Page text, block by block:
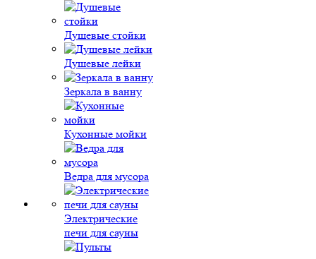
Душевые стойки
Душевые лейки
Зеркала в ванну
Кухонные мойки
Ведра для мусора
Электрические
печи для сауны